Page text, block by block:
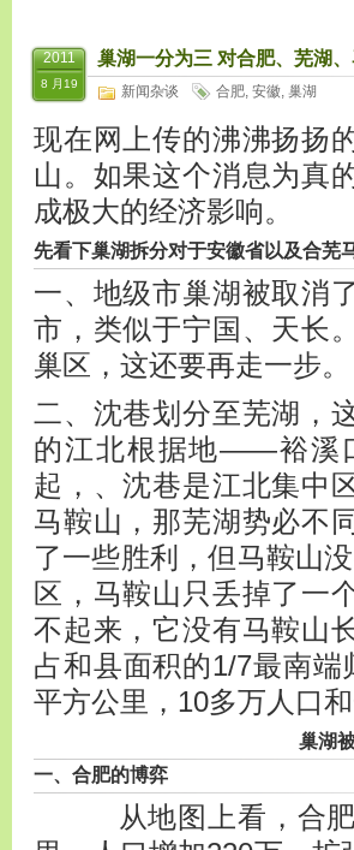
2011
8 月19
巢湖一分为三 对合肥、芜湖
新闻杂谈 合肥, 安徽, 巢湖
现在网上传的沸沸扬扬
山。如果这个消息为真
成极大的经济影响。
先看下巢湖拆分对于安徽省以及合芜
一、地级市巢湖被取消
市，类似于宁国、天长
巢区，这还要再走一步。
二、沈巷划分至芜湖，
的江北根据地——裕溪
起，、沈巷是江北集中
马鞍山，那芜湖势必不
了一些胜利，但马鞍山
区，马鞍山只丢掉了一
不起来，它没有马鞍山
占和县面积的1/7最南
平方公里，10多万人口
巢湖
一、合肥的博弈
从地图上看，合肥